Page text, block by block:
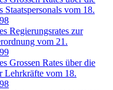
Staatspersonals vom 18.
Regierungsrates zur
vom 21.
Grossen Rates über die
Lehrkräfte vom 18.